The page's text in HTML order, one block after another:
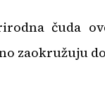
čuda
zaokružuju